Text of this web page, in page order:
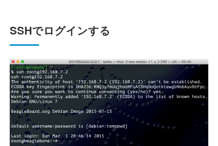
SSHでログインする